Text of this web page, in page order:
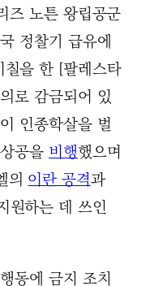
즈 노튼 왕립공군
정찰기 급유에
을 한 [팔레스타
로 감금되어 있
인종학살을 벌
공을비행했으며
의이란 공격과
원하는 데 쓰인
동에 금지 조치